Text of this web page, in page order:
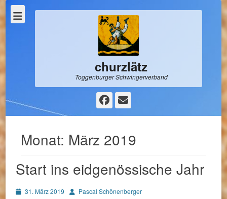
churzlätz
Toggenburger Schwingerverband
Facebook
E-
Mail
Monat: März 2019
Start ins eidgenössische Jahr
Posted31. März 2019 AutorPascal Schönenberger